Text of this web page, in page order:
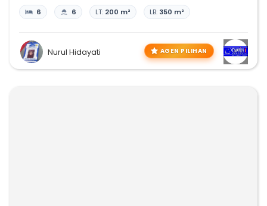
6 6 LT: 200 m² LB: 350 m²
Nurul Hidayati AGEN PILIHAN